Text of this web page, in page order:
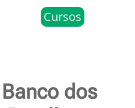
Cursos
dos